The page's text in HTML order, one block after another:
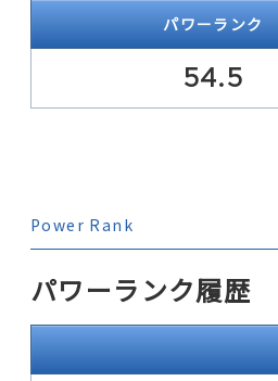
パワーランク
54.5
Power Rank
パワーランク履歴